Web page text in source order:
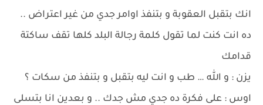
انك بتقبل العقوبة و بتنفذ اوامر جدي من غير اعتراض ..
ده انت كنت لما تقول كلمة رجالة البلد كلها تقف ساكتة
قدامك
يزن : و الله … طب و انت ليه بتقبل و بتنفذ من سكات ؟
اوس : على فكرة ده جدي مش جدك .. و بعدين انا بتسلى